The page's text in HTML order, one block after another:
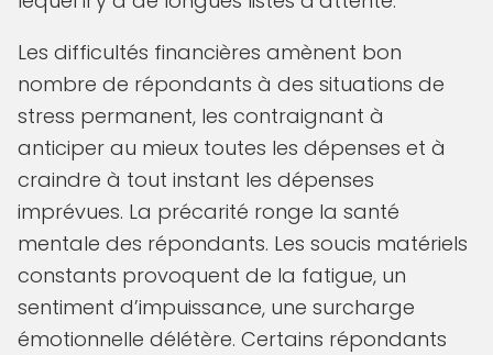
Les difficultés financières amènent bon
nombre de répondants à des situations de
stress permanent, les contraignant à
anticiper au mieux toutes les dépenses et à
craindre à tout instant les dépenses
imprévues. La précarité ronge la santé
mentale des répondants. Les soucis matériels
constants provoquent de la fatigue, un
sentiment d’impuissance, une surcharge
émotionnelle délétère. Certains répondants